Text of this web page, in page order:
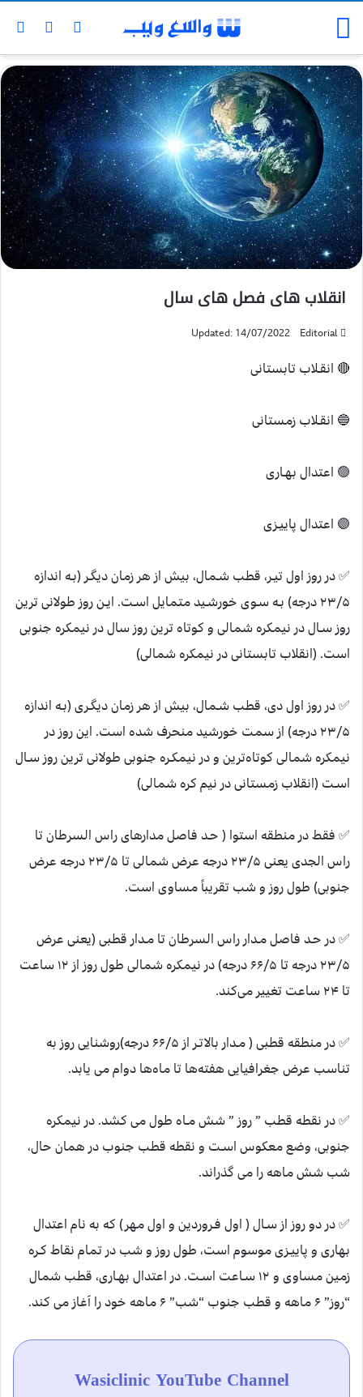
انقلاب های فصل های سال
Editorial
Updated: 14/07/2022
🔴 ‌‌‌انقـلاب تابستانی
🔵 انقـلاب زمستانی
🟢 اعتدال بهـاری
🟣 اعتدال پاییـزی
✅ در روز اول تیـر، قطب شـمال، بیش از هر زمان دیگـر (بـه اندازه
۲۳/۵ درجه) بـه سـوی خورشـید متمایل اسـت. ایـن روز طولانی ترین
روز سـال در نیمکره شمالی و کوتاه ترین روز سال در نیمکره جنوبی
است. (انقلاب تابستانی در نیمکره شمالی)
✅ در روز اول دی، قطب شـمال، بیش از هر زمان دیگـری (بـه اندازه
۲۳/۵ درجه) از سمت خورشید منحرف شده است. این روز در
نیمکره شمالی کوتاه‌ترین و در نیمکـره جنوبی طولانی ترین روز سـال
اسـت (انقلاب زمستانی در نیم کره شمالی)
✅ فقط در منطقه استوا ( حـد فاصل مدارهای راس السرطان تا
راس الجدی یعنی ۲۳/۵ درجه عرض شمالی تا ۲۳/۵ درجه عرض
جنوبی) طول روز و شب تقریباً مساوی است.
✅ در حـد فاصل مـدار راس السرطان تا مـدار قطبی (یعنی عرض
۲۳/۵ درجه تا ۶۶/۵ درجه) در نیمکره شمالی طول روز از ۱۲ ساعت
تا ۲۴ ساعت تغییر می‌کند.
✅ در منطقه قطبی ( مـدار بالاتـر از ۶۶/۵ درجه)روشنایی روز به
تناسب عرض جغرافیایی هفته‌ها تا ماه‌ها دوام می یابد.
✅ در نقطه قطب ” روز ” شش مـاه طول می کشد. در نیمکره
جنوبی، وضع معکوس اسـت و نقطه قطب جنوب در همان حال،
شب شش ماهه را می گذراند.
✅ در دو روز از سـال ( اول فـروردین و اول مهر) که به نام اعتدال
بهاری و پاییـزی موسوم است، طول روز و شب در تمام نقاط کـره
زمین مساوی و ۱۲ سـاعت اسـت. در اعتدال بهـاری، قطب شمال
“روز” ۶ ماهه و قطب جنوب “شب” ۶ ماهه خود را آغاز می کند.
Wasiclinic YouTube Channel